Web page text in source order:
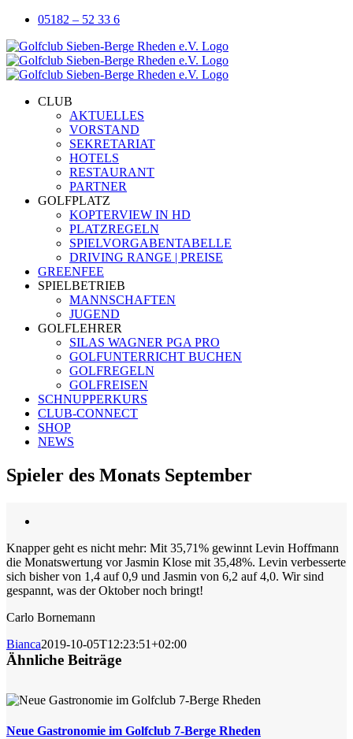
Zum
springen
05182 – 52 33 6
CLUB
AKTUELLES
VORSTAND
SEKRETARIAT
HOTELS
RESTAURANT
PARTNER
GOLFPLATZ
KOPTERVIEW IN HD
PLATZREGELN
SPIELVORGABENTABELLE
DRIVING RANGE | PREISE
GREENFEE
SPIELBETRIEB
MANNSCHAFTEN
JUGEND
GOLFLEHRER
SILAS WAGNER PGA PRO
GOLFUNTERRICHT BUCHEN
GOLFREGELN
GOLFREISEN
SCHNUPPERKURS
CLUB-CONNECT
SHOP
NEWS
Spieler des Monats September
Bild
Knapper geht es nicht mehr: Mit 35,71% gewinnt Levin Hoffmann
die Monatswertung vor Jasmin Klose mit 35,48%. Levin verbesserte
sich bisher von 1,4 auf 0,9 und Jasmin von 6,2 auf 4,0. Wir sind
gespannt, was der Oktober noch bringt!
Carlo Bornemann
Bianca2019-10-05T12:23:51+02:00
Ähnliche Beiträge
Neue Gastronomie im Golfclub 7-Berge Rheden